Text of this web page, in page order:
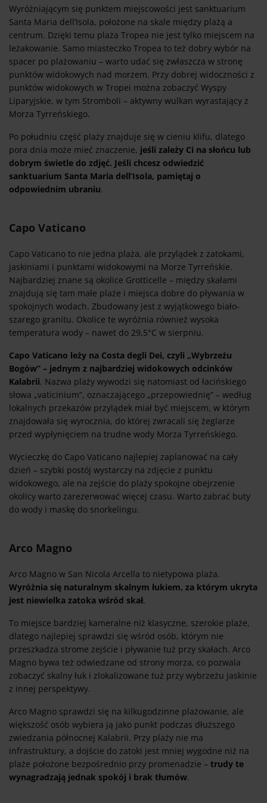
Wyróżniającym się punktem miejscowości jest sanktuarium
Santa Maria dell’Isola, położone na skale między plażą a
centrum. Dzięki temu plaża Tropea nie jest tylko miejscem na
leżakowanie. Samo miasteczko Tropea to też dobry wybór na
spacer po plażowaniu – warto udać się zwłaszcza w stronę
punktów widokowych nad morzem. Przy dobrej widoczności z
punktów widokowych w Tropei można zobaczyć Wyspy
Liparyjskie, w tym Stromboli – aktywny wulkan wyrastający z
Morza Tyrreńskiego.
Po południu część plaży znajduje się w cieniu klifu, dlatego
pora dnia może mieć znaczenie, jeśli zależy Ci na słońcu lub
dobrym świetle do zdjęć. Jeśli chcesz odwiedzić
sanktuarium Santa Maria dell’Isola, pamiętaj o
odpowiednim ubraniu.
Capo Vaticano
Capo Vaticano to nie jedna plaża, ale przylądek z zatokami,
jaskiniami i punktami widokowymi na Morze Tyrreńskie.
Najbardziej znane są okolice Grotticelle – między skałami
znajdują się tam małe plaże i miejsca dobre do pływania w
spokojnych wodach. Zbudowany jest z wyjątkowego biało-
szarego granitu. Okolice te wyróżnia również wysoka
temperatura wody – nawet do 29,5°C w sierpniu.
Capo Vaticano leży na Costa degli Dei, czyli „Wybrzeżu
Bogów” – jednym z najbardziej widokowych odcinków
Kalabrii. Nazwa plaży wywodzi się natomiast od łacińskiego
słowa „vaticinium”, oznaczającego „przepowiednię” – według
lokalnych przekazów przylądek miał być miejscem, w którym
znajdowała się wyrocznia, do której zwracali się żeglarze
przed wypłynięciem na trudne wody Morza Tyrreńskiego.
Wycieczkę do Capo Vaticano najlepiej zaplanować na cały
dzień – szybki postój wystarczy na zdjęcie z punktu
widokowego, ale na zejście do plaży spokojne obejrzenie
okolicy warto zarezerwować więcej czasu. Warto zabrać buty
do wody i maskę do snorkelingu.
Arco Magno
Arco Magno w San Nicola Arcella to nietypowa plaża.
Wyróżnia się naturalnym skalnym łukiem, za którym ukryta
jest niewielka zatoka wśród skał.
To miejsce bardziej kameralne niż klasyczne, szerokie plaże,
dlatego najlepiej sprawdzi się wśród osób, którym nie
przeszkadza strome zejście i pływanie tuż przy skałach. Arco
Magno bywa też odwiedzane od strony morza, co pozwala
zobaczyć skalny łuk i zlokalizowane tuż przy wybrzeżu jaskinie
z innej perspektywy.
Arco Magno sprawdzi się na kilkugodzinne plażowanie, ale
większość osób wybiera ją jako punkt podczas dłuższego
zwiedzania północnej Kalabrii. Przy plaży nie ma
infrastruktury, a dojście do zatoki jest mniej wygodne niż na
plaże położone bezpośrednio przy promenadzie – trudy te
wynagradzają jednak spokój i brak tłumów.